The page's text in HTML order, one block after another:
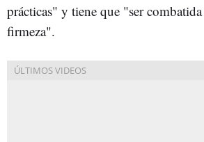
prácticas" y tiene que "ser
firmeza".